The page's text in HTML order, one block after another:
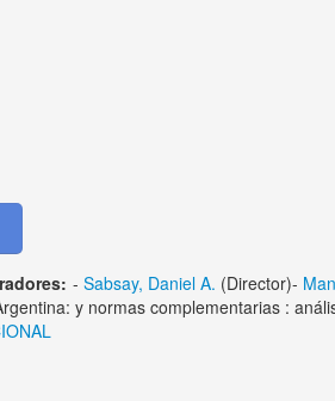
- Sabsay, Daniel A. (Director)-
y normas complementarias :